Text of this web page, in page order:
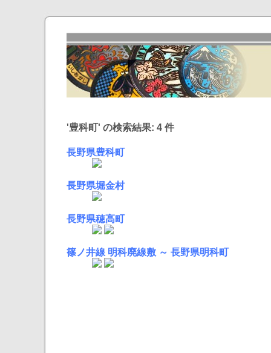
'豊科町' の検索結果: 4 件
長野県豊科町
長野県堀金村
長野県穂高町
篠ノ井線 明科廃線敷 ～ 長野県明科町